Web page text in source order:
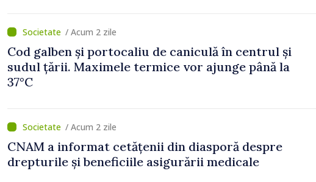
/ Acum 2 zile
Cod galben și portocaliu de caniculă în centrul și
sudul țării. Maximele termice vor ajunge până la
37°C
/ Acum 2 zile
CNAM a informat cetățenii din diasporă despre
drepturile și beneficiile asigurării medicale